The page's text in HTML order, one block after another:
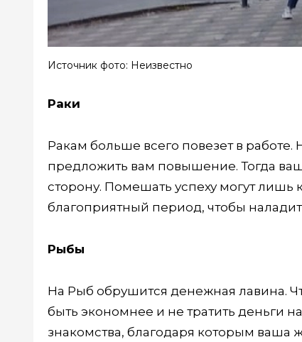
Источник фото: Неизвестно
Раки
Ракам больше всего повезет в
предложить вам повышение. Тогда
сторону. Помешать успеху могут лишь
благоприятный период, чтобы
Рыбы
На Рыб обрушится денежная лавина.
быть экономнее и не тратить деньги
знакомства, благодаря которым ваша